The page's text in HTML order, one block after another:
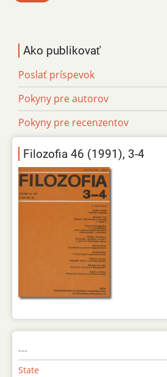
Ako publikovať
Poslať príspevok
Pokyny pre autorov
Pokyny pre recenzentov
Filozofia 46 (1991), 3-4
---
State